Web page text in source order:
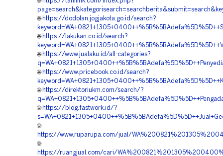
🌐 https://dodolan.jogjakota.go.id/search?
🌐 https://lakukan.co.id/search?
🌐 https://www.jualaku.id/all-categories?
🌐 https://www.pricebook.co.id/search?
🌐 https://direktoriukm.com/search/?
🌐 https://blog.fastwork.id/?
🌐
https://www.ruparupa.com/jual/
🌐
https://ruangjual.com/cari/